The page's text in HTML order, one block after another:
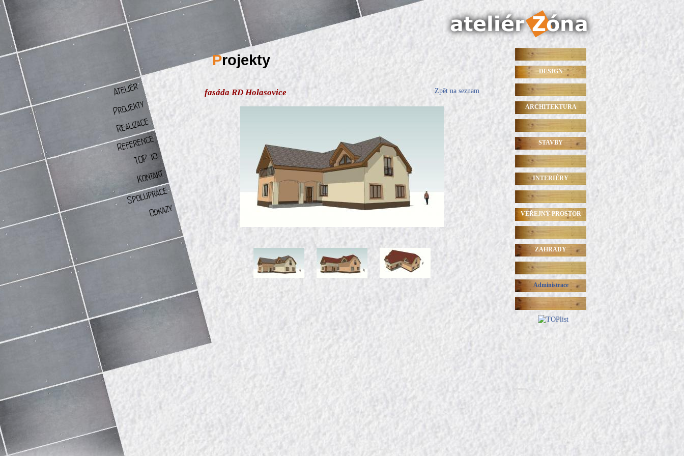
Projekty
Zpět na seznam
fasáda RD Holasovice
DESIGN
ARCHITEKTURA
STAVBY
INTERIÉRY
VEŘEJNÝ PROSTOR
ZAHRADY
Administrace